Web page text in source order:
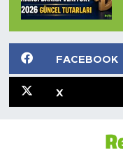
FACEBOOK
X